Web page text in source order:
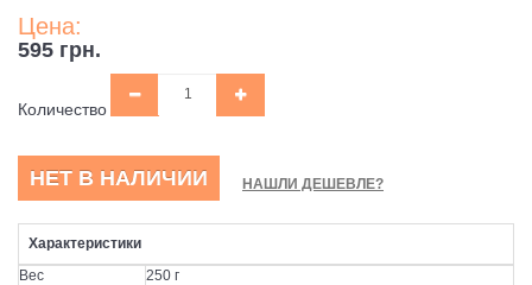
Цена:
595 грн.
Количество
НЕТ В НАЛИЧИИ НАШЛИ ДЕШЕВЛЕ?
Характеристики
Вес
250 г